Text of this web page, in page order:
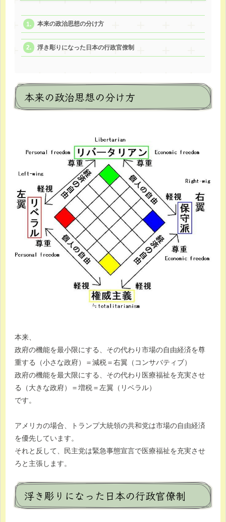
本来の政治思想の分け方
浮き彫りになった日本の行政官僚制
本来の政治思想の分け方
本来、
政府の機能を最小限にする、その代わり市場の自由経済を尊
重する（小さな政府）＝減税＝右翼（コンサバティブ）
政府の機能を最大限にする、その代わり医療福祉を充実させ
る（大きな政府）＝増税＝左翼（リベラル）
です。
アメリカの場合、トランプ大統領の共和党は市場の自由経済
を優先しています。
それと反して、民主党は緊急事態宣言で医療福祉を充実させ
ろと主張します。
浮き彫りになった日本の行政官僚制